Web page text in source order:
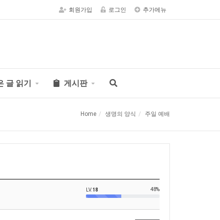
회원가입 로그인 추가메뉴
글 읽기 게시판
Home 생명의 양식 주일 예배
LV.18 48%